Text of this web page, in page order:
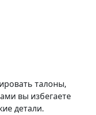
талоны,
вы избегаете
детали.